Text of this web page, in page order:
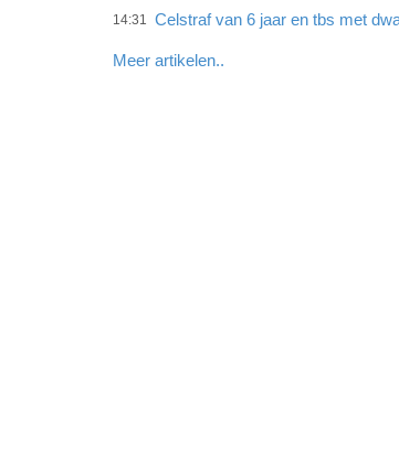
14:31 Celstraf van 6 jaar en tbs met
Meer artikelen..